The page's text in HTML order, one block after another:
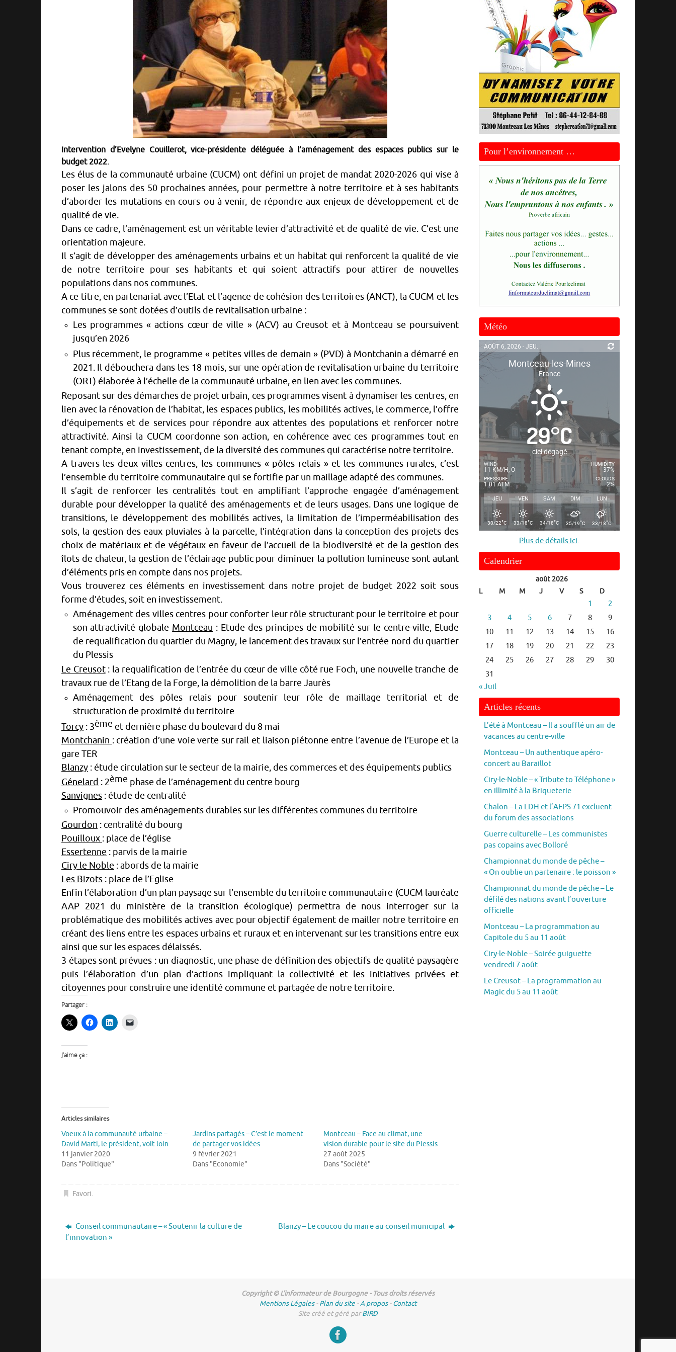
Intervention d’Evelyne Couillerot, vice-présidente déléguée à l’aménagement des espaces publics sur le
budget 2022.
Les élus de la communauté urbaine (CUCM) ont défini un projet de mandat 2020-2026 qui vise à
poser les jalons des 50 prochaines années, pour permettre à notre territoire et à ses habitants
d’aborder les mutations en cours ou à venir, de répondre aux enjeux de développement et de
qualité de vie.
Dans ce cadre, l’aménagement est un véritable levier d’attractivité et de qualité de vie. C’est une
orientation majeure.
Il s’agit de développer des aménagements urbains et un habitat qui renforcent la qualité de vie
de notre territoire pour ses habitants et qui soient attractifs pour attirer de nouvelles
populations dans nos communes.
A ce titre, en partenariat avec l’Etat et l’agence de cohésion des territoires (ANCT), la CUCM et les
communes se sont dotées d’outils de revitalisation urbaine :
Les programmes « actions cœur de ville » (ACV) au Creusot et à Montceau se poursuivent
jusqu’en 2026
Plus récemment, le programme « petites villes de demain » (PVD) à Montchanin a démarré en
2021. Il débouchera dans les 18 mois, sur une opération de revitalisation urbaine du territoire
(ORT) élaborée à l’échelle de la communauté urbaine, en lien avec les communes.
Reposant sur des démarches de projet urbain, ces programmes visent à dynamiser les centres, en
lien avec la rénovation de l’habitat, les espaces publics, les mobilités actives, le commerce, l’offre
d’équipements et de services pour répondre aux attentes des populations et renforcer notre
attractivité. Ainsi la CUCM coordonne son action, en cohérence avec ces programmes tout en
tenant compte, en investissement, de la diversité des communes qui caractérise notre territoire.
A travers les deux villes centres, les communes « pôles relais » et les communes rurales, c’est
l’ensemble du territoire communautaire qui se fortifie par un maillage adapté des communes.
Il s’agit de renforcer les centralités tout en amplifiant l’approche engagée d’aménagement
durable pour développer la qualité des aménagements et de leurs usages. Dans une logique de
transitions, le développement des mobilités actives, la limitation de l’imperméabilisation des
sols, la gestion des eaux pluviales à la parcelle, l’intégration dans la conception des projets des
choix de matériaux et de végétaux en faveur de l’accueil de la biodiversité et de la gestion des
îlots de chaleur, la gestion de l’éclairage public pour diminuer la pollution lumineuse sont autant
d’éléments pris en compte dans nos projets.
Vous trouverez ces éléments en investissement dans notre projet de budget 2022 soit sous
forme d’études, soit en investissement.
Aménagement des villes centres pour conforter leur rôle structurant pour le territoire et pour
son attractivité globale Montceau : Etude des principes de mobilité sur le centre-ville, Etude
de requalification du quartier du Magny, le lancement des travaux sur l’entrée nord du quartier
du Plessis
Le Creusot: la requalification de l’entrée du cœur de ville côté rue Foch, une nouvelle tranche de
travaux rue de l’Etang de la Forge, la démolition de la barre Jaurès
Aménagement des pôles relais pour soutenir leur rôle de maillage territorial et de
structuration de proximité du territoire
Torcy : 3ème et dernière phase du boulevard du 8 mai
Montchanin : création d’une voie verte sur rail et liaison piétonne entre l’avenue de l’Europe et la
gare TER
Blanzy : étude circulation sur le secteur de la mairie, des commerces et des équipements publics
Génelard : 2ème phase de l’aménagement du centre bourg
Sanvignes : étude de centralité
Promouvoir des aménagements durables sur les différentes communes du territoire
Gourdon : centralité du bourg
Pouilloux : place de l’église
Essertenne : parvis de la mairie
Ciry le Noble : abords de la mairie
Les Bizots : place de l’Eglise
Enfin l’élaboration d’un plan paysage sur l’ensemble du territoire communautaire (CUCM lauréate
AAP 2021 du ministère de la transition écologique) permettra de nous interroger sur la
problématique des mobilités actives avec pour objectif également de mailler notre territoire en
créant des liens entre les espaces urbains et ruraux et en intervenant sur les transitions entre eux
ainsi que sur les espaces délaissés.
3 étapes sont prévues : un diagnostic, une phase de définition des objectifs de qualité paysagère
puis l’élaboration d’un plan d’actions impliquant la collectivité et les initiatives privées et
citoyennes pour construire une identité commune et partagée de notre territoire.
Partager :
J’aime ça :
Articles similaires
Voeux à la communauté urbaine –
David Marti, le président, voit loin
11 janvier 2020
Dans "Politique"
Jardins partagés – C’est le moment
de partager vos idées
9 février 2021
Dans "Economie"
Montceau – Face au climat, une
vision durable pour le site du Plessis
27 août 2025
Dans "Société"
Favori.
Conseil communautaire – « Soutenir la culture de
l’innovation »
Blanzy – Le coucou du maire au conseil municipal
Pour l’environnement …
Météo
AOÛT 6, 2026 - JEU.
Montceau-les-Mines
France
29°C
ciel dégagé
WIND
11 KM/H, O
PRESSURE
1.01 ATM
HUMIDITY
37%
CLOUDS
2%
JEU VEN SAM DIM LUN
30/22°C 33/18°C 34/18°C 35/19°C 33/18°C
Plus de détails ici.
Calendrier
août 2026
L
M M J V S D
1
2
3
4 5 6 7 8
9
10
11 12 13 14 15
16
17
18 19 20 21 22
23
24
25 26 27 28 29
30
31
« Juil
Articles récents
L’été à Montceau – Il a soufflé un air de
vacances au centre-ville
Montceau – Un authentique apéro-
concert au Baraillot
Ciry-le-Noble – « Tribute to Téléphone »
en illimité à la Briqueterie
Chalon – La LDH et l’AFPS 71 excluent
du forum des associations
Guerre culturelle – Les communistes
pas copains avec Bolloré
Championnat du monde de pêche –
« On oublie un partenaire : le poisson »
Championnat du monde de pêche – Le
défilé des nations avant l’ouverture
officielle
Montceau – La programmation au
Capitole du 5 au 11 août
Ciry-le-Noble – Soirée guiguette
vendredi 7 août
Le Creusot – La programmation au
Magic du 5 au 11 août
Copyright © L'informateur de Bourgogne - Tous droits réservés
Mentions Légales-Plan du site -A propos-Contact
Site créé et géré parBIRD